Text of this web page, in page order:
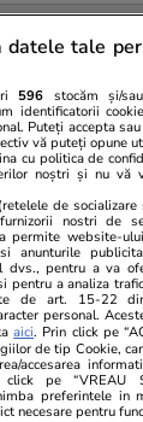
regulile
datele tale
596 stocăm și/
identificatorii
Puteți accepta
vă puteți opune
cu politica de
noștri și nu vă
de
nostri de
permite website-
anunturile
dvs., pentru a va
pentru a analiza
de art. 15-22
personal.
aici. Prin click pe
de tip Cookie,
accesarea
pe “VREAU
preferintele in
necesare pentru